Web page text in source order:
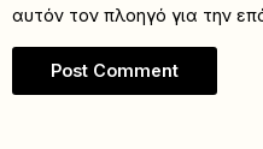
αυτόν τον πλοηγό για την